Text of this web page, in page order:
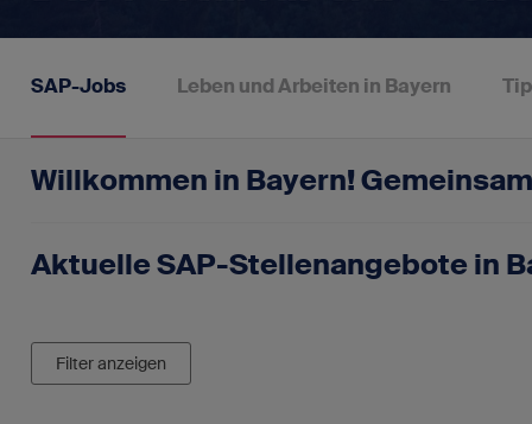
SAP-Portale
Newsletter
FAQ - Fragen und Antworten
Kontakt
SAP-Jobs Leben und Arbeiten in Bayern
Willkommen in Bayern!
Aktuelle SAP-Stellenangebote in
Filter anzeigen